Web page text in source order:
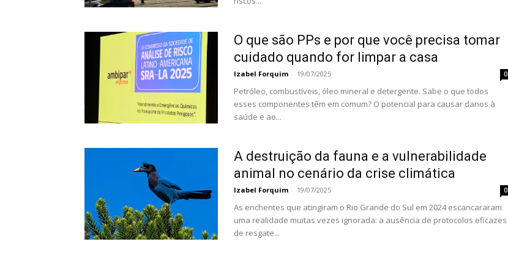
O que são PPs e por que você precisa tomar
cuidado quando for limpar a casa
Izabel Forquim - 19/07/2025 0
Petróleo, combustíveis, óleo mineral e detergente. Sabe o que todos
esses componentes têm em comum? O potencial para causar danos à
saúde e ao...
A destruição da fauna e a vulnerabilidade
animal no cenário da crise climática
Izabel Forquim - 19/07/2025 0
As enchentes que atingiram o Rio Grande do Sul em 2024 escancararam
uma realidade muitas vezes ignorada: a ausência de protocolos eficazes
de resgate...